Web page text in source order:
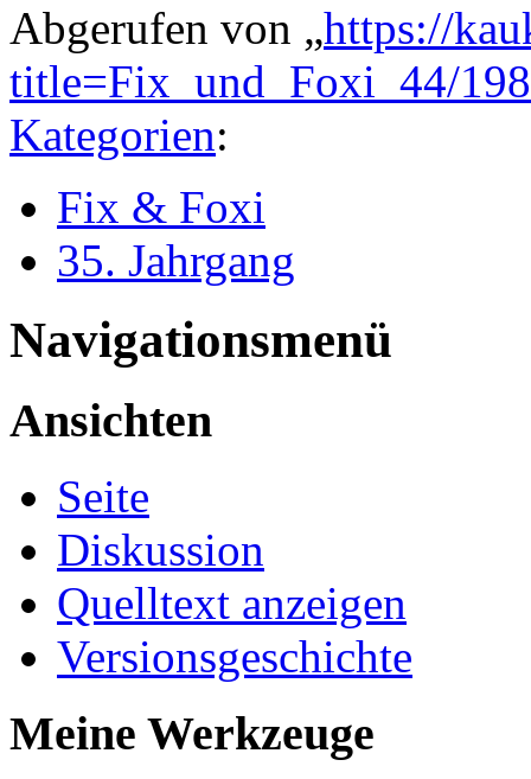
Abgerufen von „https://
title=Fix_und_Foxi_44/
Kategorien:
Fix & Foxi
35. Jahrgang
Navigationsmenü
Ansichten
Seite
Diskussion
Quelltext anzeigen
Versionsgeschichte
Meine Werkzeuge